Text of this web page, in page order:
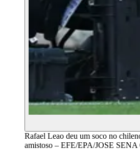
Rafael Leao deu um soco no
amistoso – EFE/EPA/JOSE